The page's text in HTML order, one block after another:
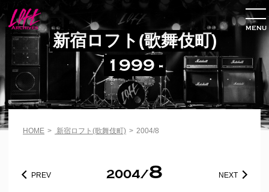
新宿ロフト(歌舞伎町)
1999 -
MENU
HOME > 新宿ロフト(歌舞伎町) > 2004/8
2004/8 NEXT
PREV